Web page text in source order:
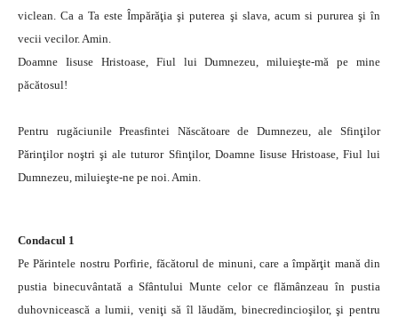
viclean. Ca a Ta este Împărăţia şi puterea şi slava, acum si pururea şi în
vecii vecilor. Amin.
Doamne Iisuse Hristoase, Fiul lui Dumnezeu, miluieşte-mă pe mine
păcătosul!
Pentru rugăciunile Preasfintei Născătoare de Dumnezeu, ale Sfinţilor
Părinţilor noştri şi ale tuturor Sfinţilor, Doamne Iisuse Hristoase, Fiul lui
Dumnezeu, miluieşte-ne pe noi. Amin.
Condacul 1
Pe Părintele nostru Porfirie, făcătorul de minuni, care a împărţit mană din
pustia binecuvântată a Sfântului Munte celor ce flămânzeau în pustia
duhovnicească a lumii, veniţi să îl lăudăm, binecredincioşilor, şi pentru